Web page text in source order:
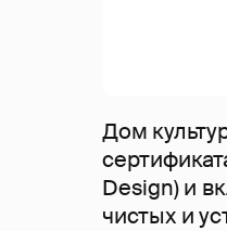
Дом
Design) и
чистых и